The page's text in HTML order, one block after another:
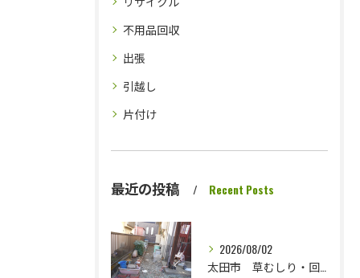
不用品回収
出張
引越し
片付け
最近の投稿 Recent Posts
2026/08/02